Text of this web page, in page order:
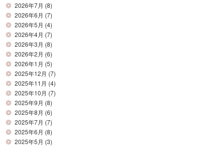
2026年7月 (8)
2026年6月 (7)
2026年5月 (4)
2026年4月 (7)
2026年3月 (8)
2026年2月 (6)
2026年1月 (5)
2025年12月 (7)
2025年11月 (4)
2025年10月 (7)
2025年9月 (8)
2025年8月 (6)
2025年7月 (7)
2025年6月 (8)
2025年5月 (3)